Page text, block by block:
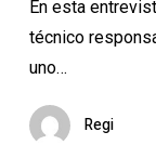
Entrevista
experto
En esta
técnico
uno…
Regi